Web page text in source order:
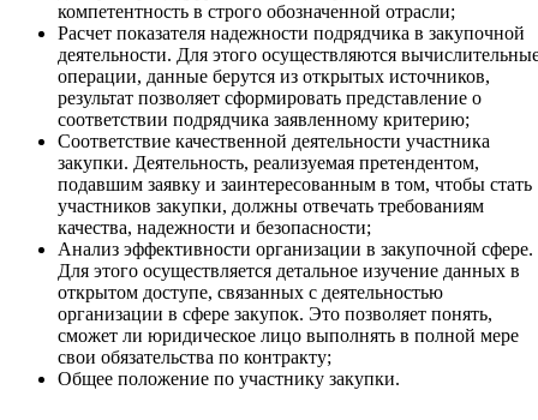
компетентность в строго обозначенной отрасли;
Расчет показателя надежности подрядчика в закупочной
деятельности. Для этого осуществляются
операции, данные берутся из открытых источников,
результат позволяет сформировать представление о
соответствии подрядчика заявленному критерию;
Соответствие качественной деятельности участника
закупки. Деятельность, реализуемая претендентом,
подавшим заявку и заинтересованным в том, чтобы стать
участников закупки, должны отвечать требованиям
качества, надежности и безопасности;
Анализ эффективности организации в закупочной сфере.
Для этого осуществляется детальное изучение данных в
открытом доступе, связанных с деятельностью
организации в сфере закупок. Это позволяет понять,
сможет ли юридическое лицо выполнять в полной мере
свои обязательства по контракту;
Общее положение по участнику закупки.